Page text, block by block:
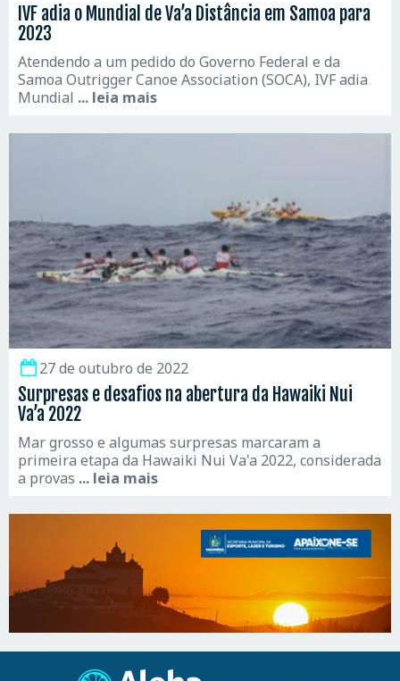
IVF adia o Mundial de Va’a Distância em Samoa para
2023
Atendendo a um pedido do Governo Federal e da
Samoa Outrigger Canoe Association (SOCA), IVF adia
Mundial ... leia mais
27 de outubro de 2022
Surpresas e desafios na abertura da Hawaiki Nui
Va’a 2022
Mar grosso e algumas surpresas marcaram a
primeira etapa da Hawaiki Nui Va'a 2022, considerada
a provas ... leia mais